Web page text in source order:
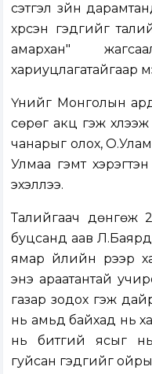
сэтгэл зүйн
хүрсэн гэдгийг
амархан"
хариуцлагатайгаар
Үүнийг Монголын
сөрөг акц гэж
чанарыг олох,
Улмаа гэмт
эхэллээ.
Талийгаач дөнгөж
буцсанд аав
ямар үйлийн үрээр
энэ араатантай
газар зодох гэж
нь амьд байхад нь
нь битгий ясыг нь
гуйсан гэдгийг